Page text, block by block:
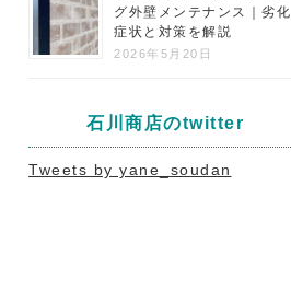
グ外壁メンテナンス｜劣化
症状と対策を解説
2026年5月20日
石川商店のtwitter
Tweets by yane_soudan